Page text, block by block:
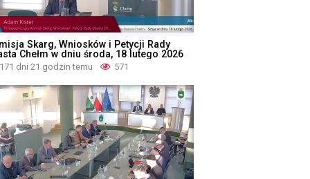
Skarg, Wniosków i Petycji Rady
Chełm w dniu środa, 18 lutego 2026
171 dni 21 godzin temu 571